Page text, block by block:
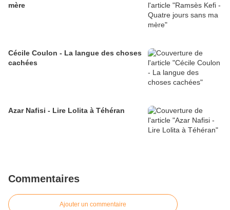
mère
Cécile Coulon - La langue des choses
cachées
Azar Nafisi - Lire Lolita à Téhéran
Commentaires
Ajouter un commentaire